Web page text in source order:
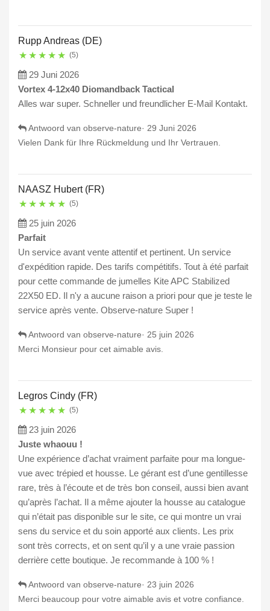
Rupp Andreas (DE)
★ ★ ★ ★ ★ (5)
29 Juni 2026
Vortex 4-12x40 Diomandback Tactical
Alles war super. Schneller und freundlicher E-Mail Kontakt.
Antwoord van observe-nature· 29 Juni 2026
Vielen Dank für Ihre Rückmeldung und Ihr Vertrauen.
NAASZ Hubert (FR)
★ ★ ★ ★ ★ (5)
25 juin 2026
Parfait
Un service avant vente attentif et pertinent. Un service
d'expédition rapide. Des tarifs compétitifs. Tout à été parfait
pour cette commande de jumelles Kite APC Stabilized
22X50 ED. Il n'y a aucune raison a priori pour que je teste le
service après vente. Observe-nature Super !
Antwoord van observe-nature· 25 juin 2026
Merci Monsieur pour cet aimable avis.
Legros Cindy (FR)
★ ★ ★ ★ ★ (5)
23 juin 2026
Juste whaouu !
Une expérience d’achat vraiment parfaite pour ma longue-
vue avec trépied et housse. Le gérant est d’une gentillesse
rare, très à l’écoute et de très bon conseil, aussi bien avant
qu’après l’achat. Il a même ajouter la housse au catalogue
qui n’était pas disponible sur le site, ce qui montre un vrai
sens du service et du soin apporté aux clients. Les prix
sont très corrects, et on sent qu’il y a une vraie passion
derrière cette boutique. Je recommande à 100 % !
Antwoord van observe-nature· 23 juin 2026
Merci beaucoup pour votre aimable avis et votre confiance.